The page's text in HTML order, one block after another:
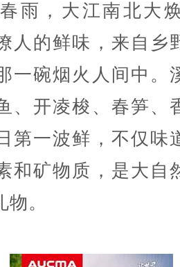
雨，大江南北大
人的鲜味，来自乡
一碗烟火人间中。
、开凌梭、春笋、
第一波鲜，不仅味
和矿物质，是大自
。